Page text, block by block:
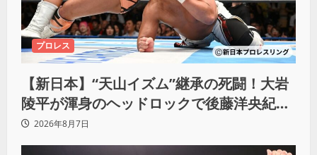
プロレス
【新日本】“天山イズム”継承の死闘！大岩
陵平が渾身のヘッドロックで後藤洋央紀か
らタップ奪取 執念の「リベンジ＆4勝目」
2026年8月7日